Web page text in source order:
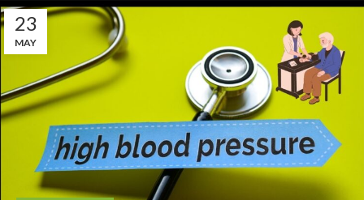
23
MAY